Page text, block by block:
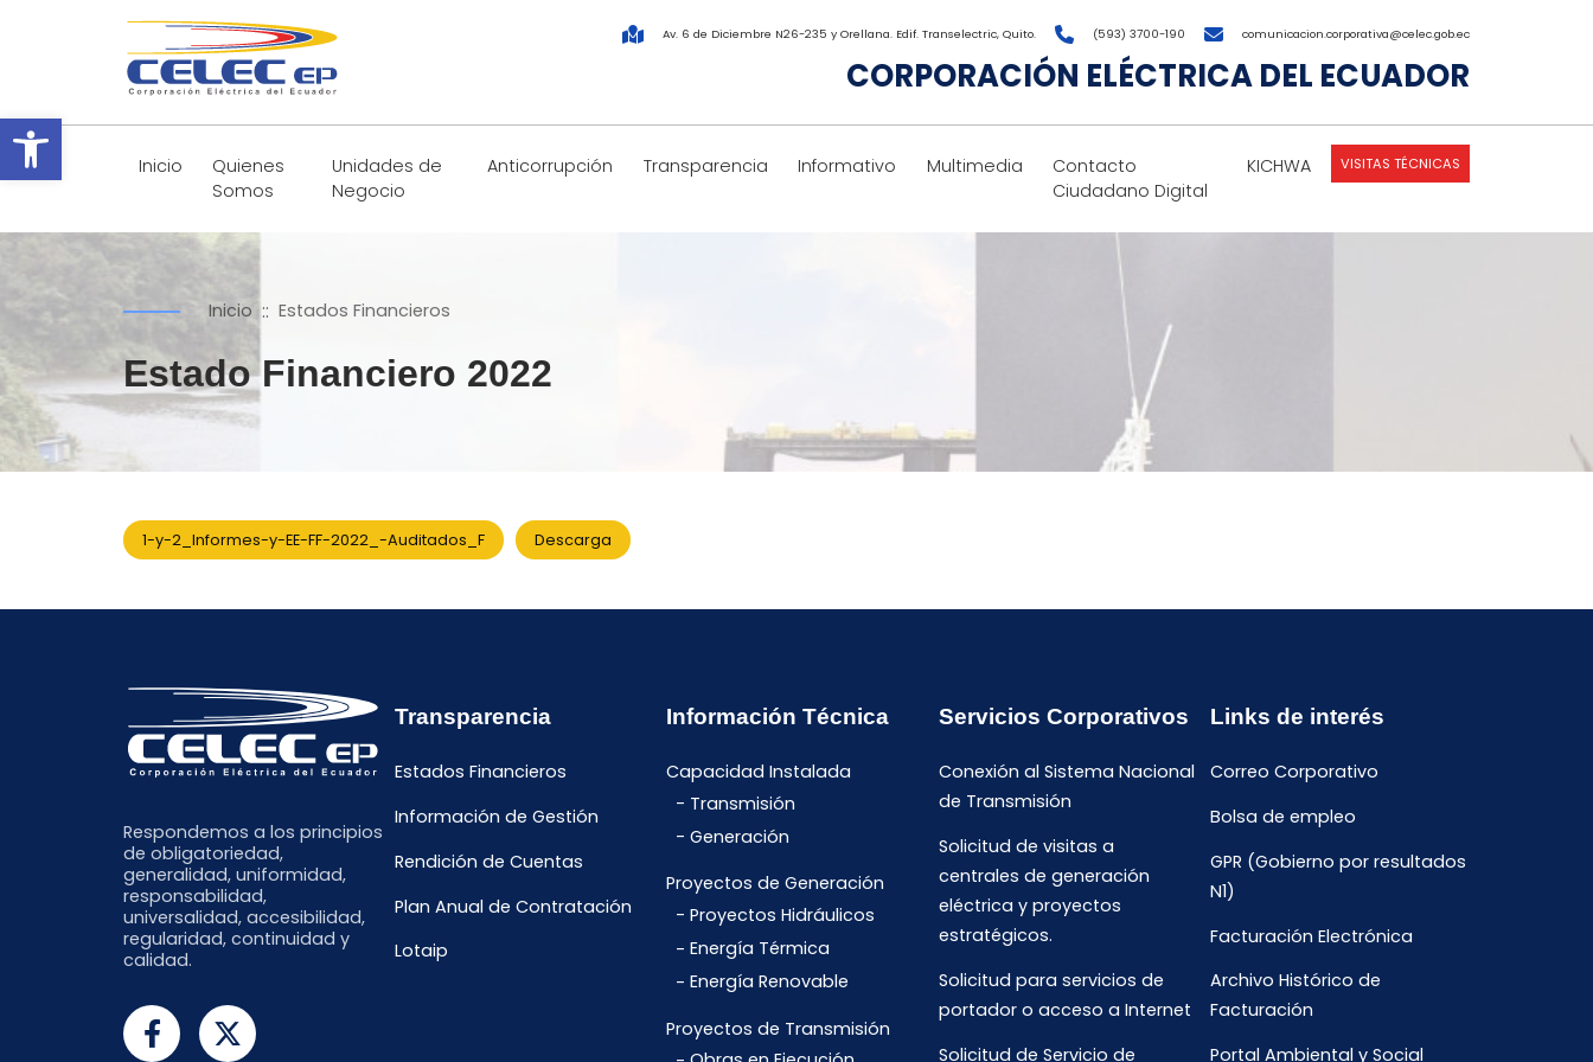
Abrir barra de herramientas
Av. 6 de Diciembre N26-235 y Orellana. Edif. Transelectric, Quito. (593) 3700-190 comunicacion.corporativa@celec.gob.ec
CORPORACIÓN ELÉCTRICA DEL ECUADOR
Inicio
Quienes
Somos
Unidades de
Negocio
Anticorrupción Transparencia Informativo Multimedia
Contacto
Ciudadano Digital
KICHWA VISITAS TÉCNICAS
Inicio :: Estados Financieros
Estado Financiero 2022
1-y-2_Informes-y-EE-FF-2022_-Auditados_F Descarga
Respondemos a los principios
de obligatoriedad,
generalidad, uniformidad,
responsabilidad,
universalidad, accesibilidad,
regularidad, continuidad y
calidad.
Transparencia
Estados Financieros
Información de Gestión
Rendición de Cuentas
Plan Anual de Contratación
Lotaip
Información Técnica
Capacidad Instalada
Transmisión
Generación
Proyectos de Generación
Proyectos Hidráulicos
Energía Térmica
Energía Renovable
Proyectos de Transmisión
Servicios Corporativos
Conexión al Sistema Nacional
de Transmisión
Solicitud de visitas a
centrales de generación
eléctrica y proyectos
estratégicos.
Solicitud para servicios de
portador o acceso a Internet
Solicitud de Servicio de
Links de interés
Correo Corporativo
Bolsa de empleo
GPR (Gobierno por resultados
N1)
Facturación Electrónica
Archivo Histórico de
Facturación
Portal Ambiental y Social